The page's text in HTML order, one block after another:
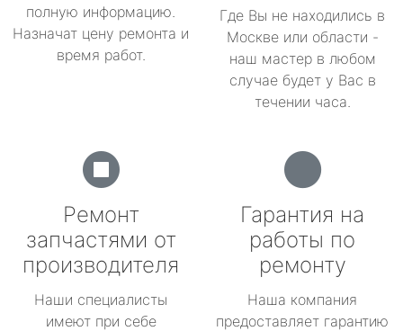
полную информацию.
Назначат цену ремонта и
время работ.
Где Вы не находились в
Москве или области -
наш мастер в любом
случае будет у Вас в
течении часа.
Ремонт
запчастями от
производителя
Наши специалисты
имеют при себе
Гарантия на
работы по
ремонту
Наша компания
предоставляет гарантию